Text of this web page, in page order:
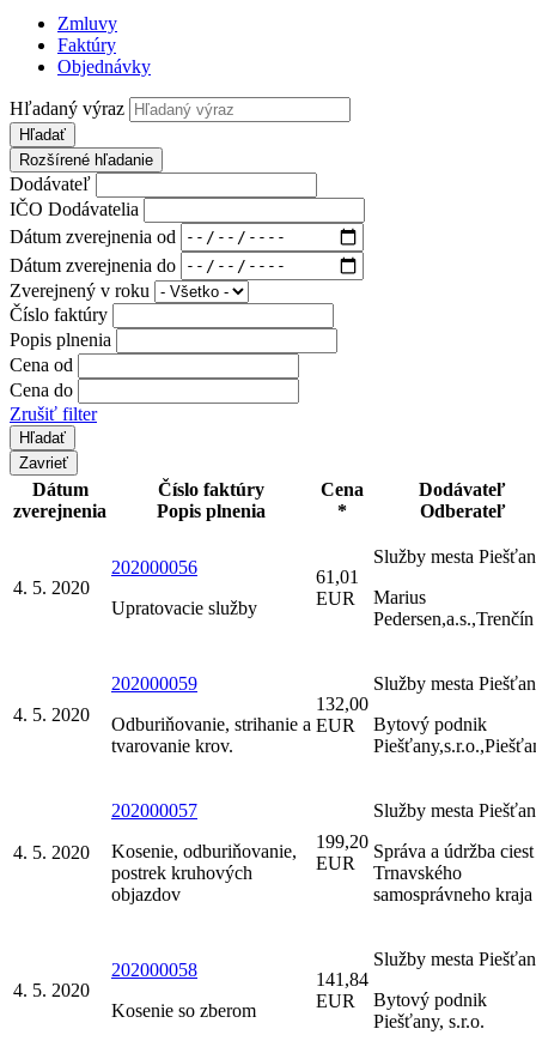
Zmluvy
Faktúry
Objednávky
Hľadaný výraz
Hľadať
Rozšírené hľadanie
Dodávateľ
IČO Dodávatelia
Dátum zverejnenia od
Dátum zverejnenia do
Zverejnený v roku
Číslo faktúry
Popis plnenia
Cena od
Cena do
Zrušiť filter
Zavrieť
Dátum
zverejnenia
Číslo faktúry
Popis plnenia
Cena
*
Dodávateľ
Odberateľ
4. 5. 2020
202000056
Upratovacie služby
61,01
EUR
Služby mesta
Marius
Pedersen,a.s.,Trenčín
4. 5. 2020
202000059
Odburiňovanie, strihanie a
tvarovanie krov.
132,00
EUR
Služby mesta
Bytový podnik
4. 5. 2020
202000057
Kosenie, odburiňovanie,
postrek kruhových
objazdov
199,20
EUR
Služby mesta
Správa a údržba ciest
Trnavského
samosprávneho kraja
4. 5. 2020
202000058
Kosenie so zberom
141,84
EUR
Služby mesta
Bytový podnik
Piešťany, s.r.o.